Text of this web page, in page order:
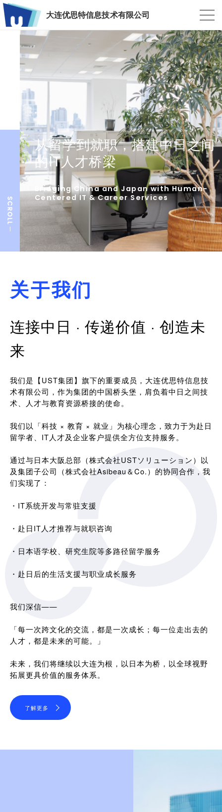
大连优思特信息技术有限公司
从留学到就职，搭建中日之间
的IT人才桥梁
Bridging China and Japan with Human-
Centered IT & Career Services
关于我们
连接中日 · 传递价值 · 创造未
来
我们是【UST集团】旗下的重要成员，大连优思特信息技
术有限公司，作为集团的中国桥头堡，肩负着中日之间技
术、人才与教育资源桥接的使命。
我们以「科技 × 教育 × 就业」为核心理念，致力于为赴日
留学者、IT人才及企业客户提供全方位支持服务。
通过与日本大阪总部（株式会社USTソリューション）以
及集团子公司（株式会社Asibeau＆Co.）的协同合作，我
们实现了：
・IT系统开发与常驻支援
・赴日IT人才推荐与就职咨询
・日本语学校、研究生院等多路径留学服务
・赴日后的生活支援与职业成长服务
我们深信——
「每一次跨文化的交流，都是一次成长；每一位走出去的
人才，都是未来的可能。」
未来，我们将继续以大连为根，以日本为桥，以全球视野
拓展更具价值的服务体系。
了解更多